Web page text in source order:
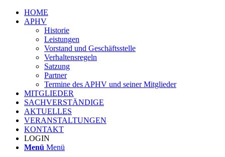
HOME
APHV
Historie
Leistungen
Vorstand und Geschäftsstelle
Verhaltensregeln
Satzung
Partner
Termine des APHV und seiner Mitglieder
MITGLIEDER
SACHVERSTÄNDIGE
AKTUELLES
VERANSTALTUNGEN
KONTAKT
LOGIN
Menü Menü